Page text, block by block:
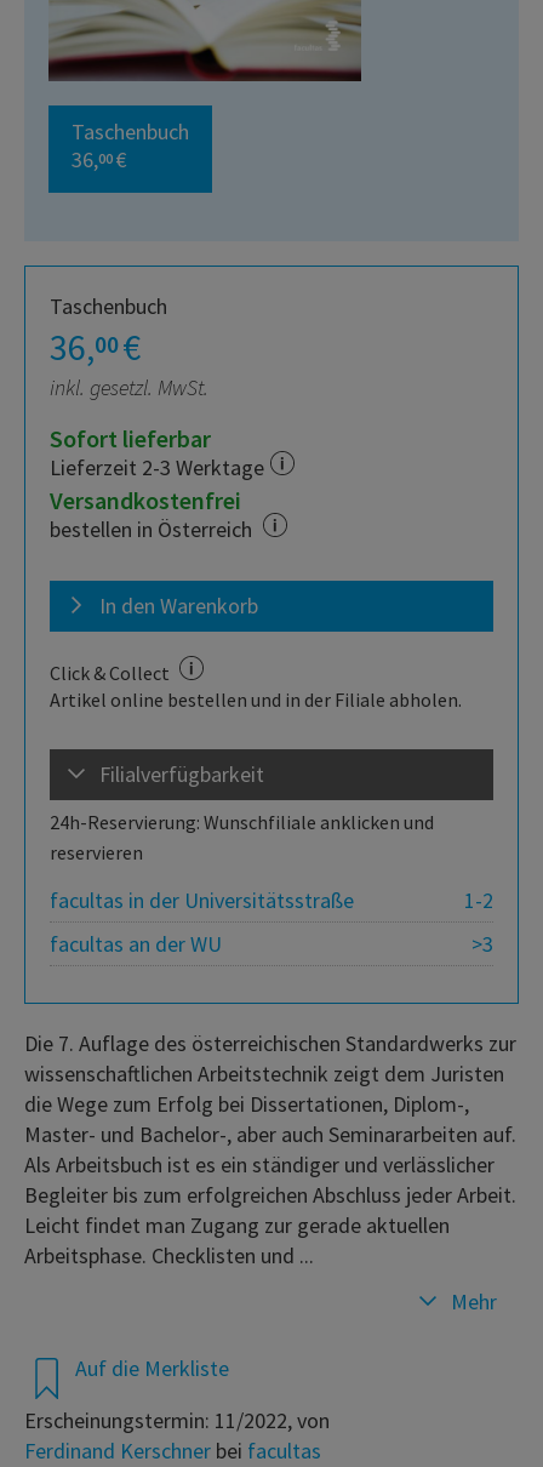
Taschenbuch
36,00 €
Taschenbuch
36,00€
inkl. gesetzl. MwSt.
Sofort lieferbar
Lieferzeit 2-3 Werktage
Versandkostenfrei
bestellen in Österreich
In den Warenkorb
Click & Collect
Artikel online bestellen und in der Filiale abholen.
Filialverfügbarkeit
24h-Reservierung: Wunschfiliale anklicken und
reservieren
1-2
facultas in der Universitätsstraße
>3
facultas an der WU
Auf die Merkliste
Erscheinungstermin: 11/2022, von
Ferdinand Kerschner bei facultas
Die 7. Auflage des österreichischen Standardwerks zur
wissenschaftlichen Arbeitstechnik zeigt dem Juristen
die Wege zum Erfolg bei Dissertationen, Diplom-,
Master- und Bachelor-, aber auch Seminararbeiten auf.
Als Arbeitsbuch ist es ein ständiger und verlässlicher
Begleiter bis zum erfolgreichen Abschluss jeder Arbeit.
Leicht findet man Zugang zur gerade aktuellen
Arbeitsphase. Checklisten und ...
Mehr